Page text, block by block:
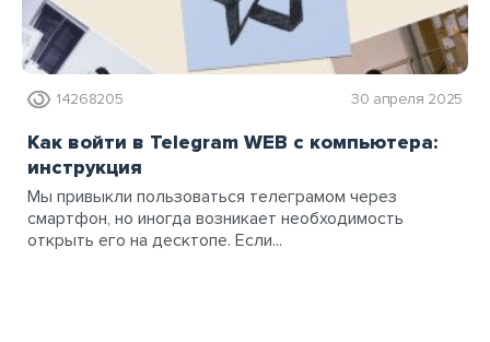
14268205 30 апреля 2025
Как войти в Telegram WEB с компьютера:
инструкция
Мы привыкли пользоваться телеграмом через
смартфон, но иногда возникает необходимость
открыть его на десктопе. Если...